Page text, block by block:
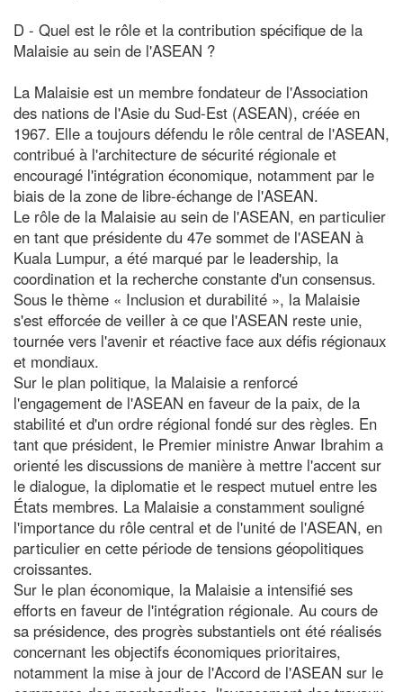
D - Quel est le rôle et la contribution spécifique de la
Malaisie au sein de l'ASEAN ?
La Malaisie est un membre fondateur de l'Association
des nations de l'Asie du Sud-Est (ASEAN), créée en
1967. Elle a toujours défendu le rôle central de l'ASEAN,
contribué à l'architecture de sécurité régionale et
encouragé l'intégration économique, notamment par le
biais de la zone de libre-échange de l'ASEAN.
Le rôle de la Malaisie au sein de l'ASEAN, en particulier
en tant que présidente du 47e sommet de l'ASEAN à
Kuala Lumpur, a été marqué par le leadership, la
coordination et la recherche constante d'un consensus.
Sous le thème « Inclusion et durabilité », la Malaisie
s'est efforcée de veiller à ce que l'ASEAN reste unie,
tournée vers l'avenir et réactive face aux défis régionaux
et mondiaux.
Sur le plan politique, la Malaisie a renforcé
l'engagement de l'ASEAN en faveur de la paix, de la
stabilité et d'un ordre régional fondé sur des règles. En
tant que président, le Premier ministre Anwar Ibrahim a
orienté les discussions de manière à mettre l'accent sur
le dialogue, la diplomatie et le respect mutuel entre les
États membres. La Malaisie a constamment souligné
l'importance du rôle central et de l'unité de l'ASEAN, en
particulier en cette période de tensions géopolitiques
croissantes.
Sur le plan économique, la Malaisie a intensifié ses
efforts en faveur de l'intégration régionale. Au cours de
sa présidence, des progrès substantiels ont été réalisés
concernant les objectifs économiques prioritaires,
notamment la mise à jour de l'Accord de l'ASEAN sur le